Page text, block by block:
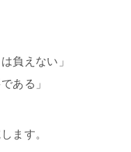
負えない」
ある」
ます。